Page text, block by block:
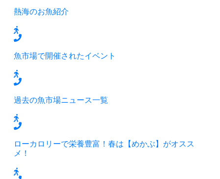
熱海のお魚紹介
魚市場で開催されたイベント
過去の魚市場ニュース一覧
ローカロリーで栄養豊富！春は【めかぶ】がオスス
メ！